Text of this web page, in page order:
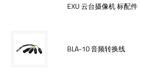
EXU 云台摄像机 标配件
BLA-10 音频转换线